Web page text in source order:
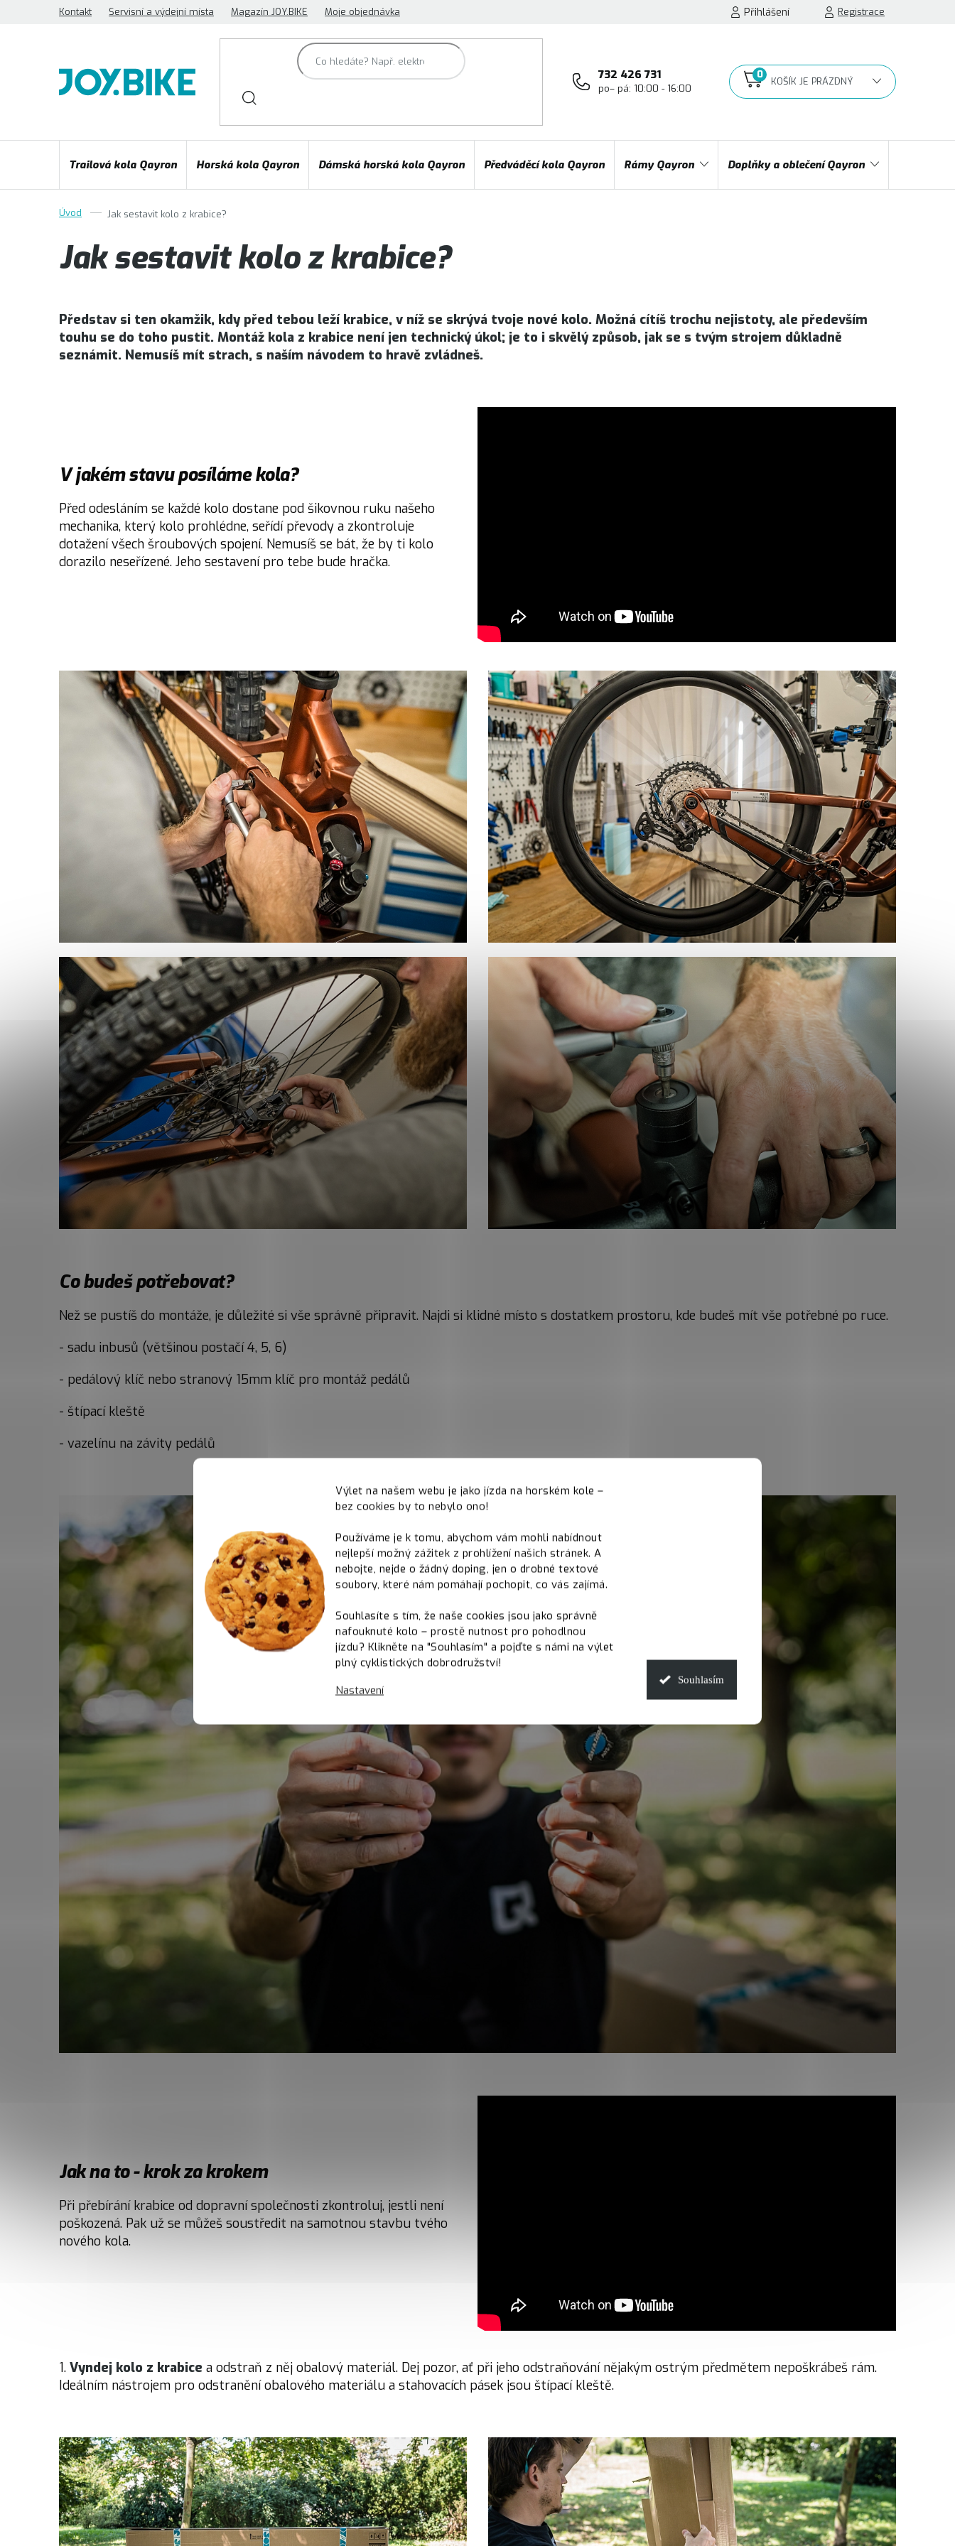
Výlet na našem webu je jako jízda na horském kole –
bez cookies by to nebylo ono!
Používáme je k tomu, abychom vám mohli nabídnout
nejlepší možný zážitek z prohlížení našich stránek. A
nebojte, nejde o žádný doping, jen o drobné textové
soubory, které nám pomáhají pochopit, co vás zajímá.
Souhlasíte s tím, že naše cookies jsou jako správně
nafouknuté kolo – prostě nutnost pro pohodlnou
jízdu? Klikněte na "Souhlasím" a pojďte s námi na výlet
plný cyklistických dobrodružství!
Nastavení
Souhlasím
Kontakt Servisní a výdejní místa Magazín JOY.BIKE Moje objednávka Přihlášení Registrace
732 426 731
po– pá: 10:00 - 16:00
NÁKUPNÍ
Trailová kola Qayron Horská kola Qayron Dámská horská kola Qayron Předváděcí kola Qayron Rámy Qayron Doplňky a oblečení Qayron
Jak sestavit kolo z krabice?
Jak sestavit kolo z krabice?
Představ si ten okamžik, kdy před tebou leží krabice, v níž se skrývá tvoje nové kolo. Možná cítíš trochu nejistoty, ale především
touhu se do toho pustit. Montáž kola z krabice není jen technický úkol; je to i skvělý způsob, jak se s tvým strojem důkladně
seznámit. Nemusíš mít strach, s naším návodem to hravě zvládneš.
V jakém stavu posíláme kola?
Před odesláním se každé kolo dostane pod šikovnou ruku našeho
mechanika, který kolo prohlédne, seřídí převody a zkontroluje
dotažení všech šroubových spojení. Nemusíš se bát, že by ti kolo
dorazilo neseřízené. Jeho sestavení pro tebe bude hračka.
Co budeš potřebovat?
Než se pustíš do montáže, je důležité si vše správně připravit. Najdi si klidné místo s dostatkem prostoru, kde budeš mít vše potřebné po ruce.
- sadu inbusů (většinou postačí 4, 5, 6)
- pedálový klíč nebo stranový 15mm klíč pro montáž pedálů
- štípací kleště
- vazelínu na závity pedálů
Jak na to - krok za krokem
Při přebírání krabice od dopravní společnosti zkontroluj, jestli není
poškozená. Pak už se můžeš soustředit na samotnou stavbu tvého
nového kola.
1. Vyndej kolo z krabice a odstraň z něj obalový materiál. Dej pozor, ať při jeho odstraňování nějakým ostrým předmětem nepoškrábeš rám.
Ideálním nástrojem pro odstranění obalového materiálu a stahovacích pásek jsou štípací kleště.